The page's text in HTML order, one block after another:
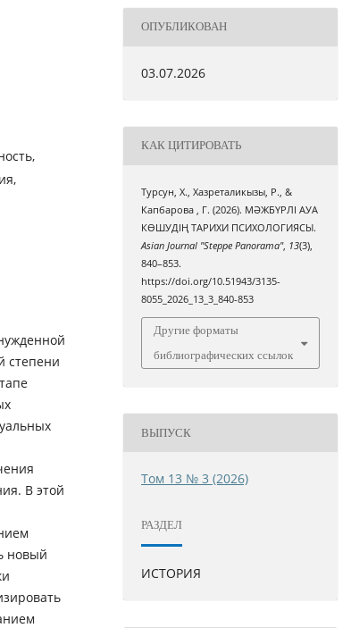
степени
В этой
новый
ОПУБЛИКОВАН
03.07.2026
КАК ЦИТИРОВАТЬ
Турсун, Х., Хазреталикызы, Р., &
Капбарова , Г. (2026). МӘЖБҮРЛІ АУА
КӨШУДІҢ ТАРИХИ ПСИХОЛОГИЯСЫ.
Asian Journal "Steppe Panorama", 13(3),
840–853.
https://doi.org/10.51943/3135-
8055_2026_13_3_840-853
Другие форматы
библиографических ссылок
ВЫПУСК
Том 13 № 3 (2026)
РАЗДЕЛ
ИСТОРИЯ